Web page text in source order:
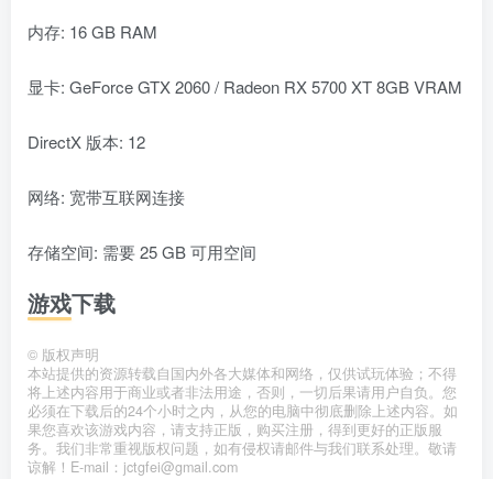
内存: 16 GB RAM
显卡: GeForce GTX 2060 / Radeon RX 5700 XT 8GB VRAM
DirectX 版本: 12
网络: 宽带互联网连接
存储空间: 需要 25 GB 可用空间
游戏下载
© 版权声明
本站提供的资源转载自国内外各大媒体和网络，仅供试玩体验；不得
将上述内容用于商业或者非法用途，否则，一切后果请用户自负。您
必须在下载后的24个小时之内，从您的电脑中彻底删除上述内容。如
果您喜欢该游戏内容，请支持正版，购买注册，得到更好的正版服
务。我们非常重视版权问题，如有侵权请邮件与我们联系处理。敬请
谅解！E-mail：jctgfei@gmail.com